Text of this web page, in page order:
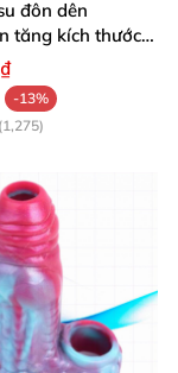
đôn dên
tăng kích thước
đeo quai
-13%
(1,275)